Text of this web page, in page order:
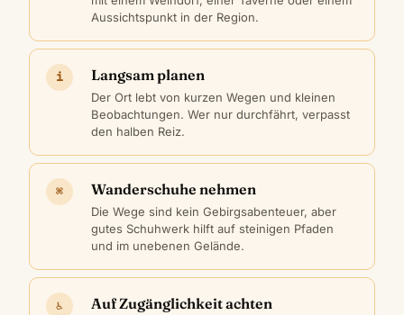
Aussichtspunkt in der Region.
i Langsam planen
Der Ort lebt von kurzen Wegen und kleinen
Beobachtungen. Wer nur durchfährt, verpasst
den halben Reiz.
⌘ Wanderschuhe nehmen
Die Wege sind kein Gebirgsabenteuer, aber
gutes Schuhwerk hilft auf steinigen Pfaden
und im unebenen Gelände.
♿ Auf Zugänglichkeit achten